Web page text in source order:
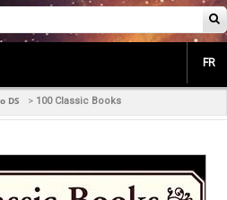
FR
DS > 100 Classic Books